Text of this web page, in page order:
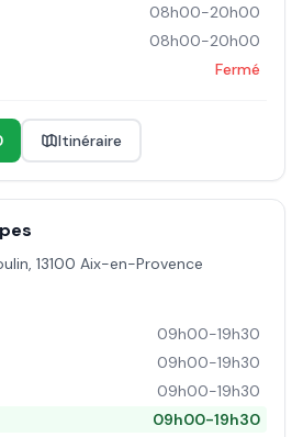
08h00-20h00
08h00-20h00
Fermé
Itinéraire
, 13100 Aix-en-Provence
09h00-19h30
09h00-19h30
09h00-19h30
09h00-19h30